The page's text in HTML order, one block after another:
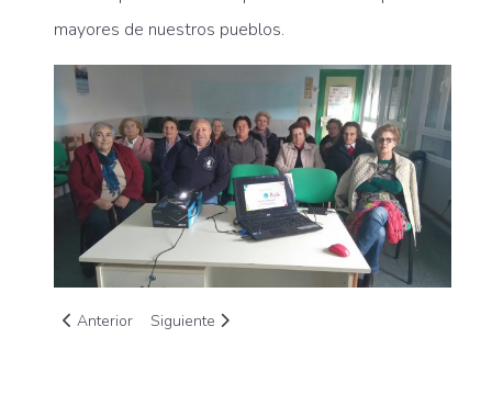
mayores de nuestros pueblos.
Artículo anterior: II Encuentro Programa de Educación Infantil
Anterior Artículo siguiente: El Consejo Estatal de ONG
Siguiente